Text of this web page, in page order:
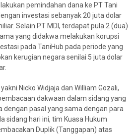
pemindahan dana ke PT Tani
investasi sebanyak 20 juta dolar
Selain PT MDI, terdapat pula 2 (dua)
yang didakwa melakukan korupsi
pada TaniHub pada periode yang
kerugian negara senilai 5 juta dolar
Nicko Widjaja dan William Gozali,
dakwaan dalam sidang yang
pasal yang sama dengan para
sidang hari ini, tim Kuasa Hukum
Duplik (Tanggapan) atas